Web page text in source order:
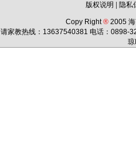
版权说明 隐私
Copy Right®2005
请家教热线：13637540381 电话： 0898-